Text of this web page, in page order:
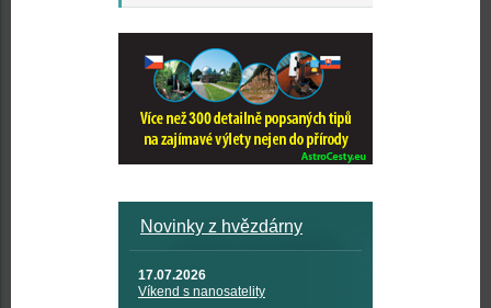
Novinky z hvězdárny
17.07.2026
Víkend s nanosatelity